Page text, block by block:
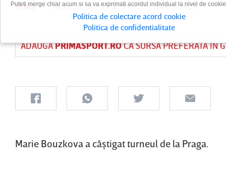
TENIS PUBLICAT DEPRIMA SPORTPE 26 IUL 2025
ADAUGĂPRIMASPORT.ROCA SURSĂ PREFERATĂ ÎN
Marie Bouzkova a câştigat turneul de la Praga.
Puteti merge chiar acum si sa va exprimati acordul individual la nivel de
Politica de colectare acord cookie
Politica de confidentialitate